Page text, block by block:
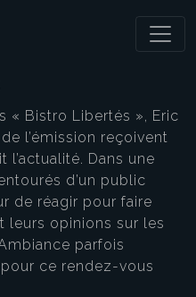
« Bistro Libertés », Eric
l’émission reçoivent
l’actualité. Dans une
d’un public
de réagir pour faire
leurs opinions sur les
parfois
ce rendez-vous